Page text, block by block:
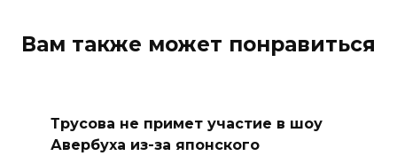
Вам также может понравиться
Трусова не примет участие в шоу
Авербуха из-за японского